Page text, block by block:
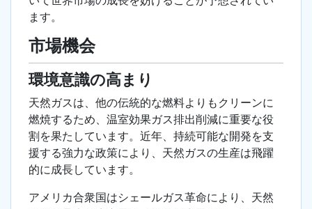
ます。
市場機会
環境意識の高まり
天然ガスは、他の伝統的な燃料よりもクリーンに
燃焼するため、温室効果ガス排出削減に重要な役
割を果たしています。近年、持続可能な開発を支
援する強力な政策により、天然ガスの生産は飛躍
的に成長しています。
アメリカ合衆国はシェールガス革命により、天然